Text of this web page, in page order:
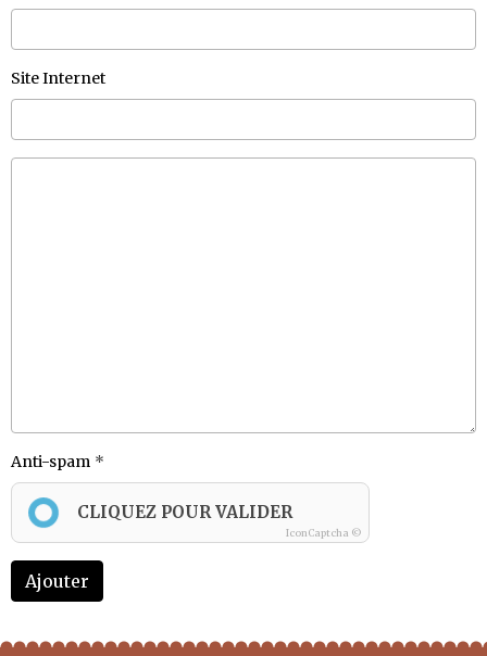
Site Internet
Anti-spam
CLIQUEZ POUR VALIDER
IconCaptcha ©
Ajouter